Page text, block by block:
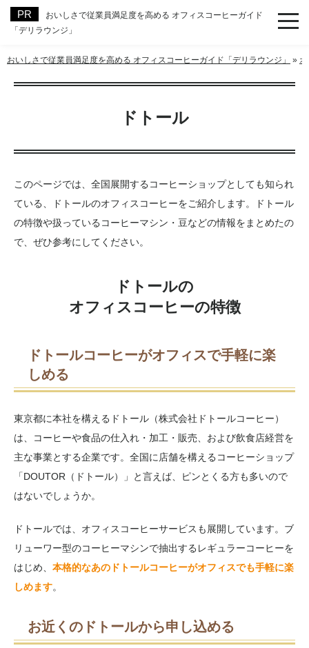
おいしさで従業員満足度を高める オフィスコーヒーガイド
「デリラウンジ」
おいしさで従業員満足度を高める オフィスコーヒーガイド「デリラウンジ」 »
ドトール
このページでは、全国展開するコーヒーショップとしても知られ
ている、ドトールのオフィスコーヒーをご紹介します。ドトール
の特徴や扱っているコーヒーマシン・豆などの情報をまとめたの
で、ぜひ参考にしてください。
ドトールの
オフィスコーヒーの特徴
ドトールコーヒーがオフィスで手軽に楽
しめる
東京都に本社を構えるドトール（株式会社ドトールコーヒー）
は、コーヒーや食品の仕入れ・加工・販売、および飲食店経営を
主な事業とする企業です。全国に店舗を構えるコーヒーショップ
「DOUTOR（ドトール）」と言えば、ピンとくる方も多いので
はないでしょうか。
ドトールでは、オフィスコーヒーサービスも展開しています。ブ
リューワー型のコーヒーマシンで抽出するレギュラーコーヒーを
はじめ、 本格的なあのドトールコーヒーがオフィスでも手軽に楽
しめます。
お近くのドトールから申し込める